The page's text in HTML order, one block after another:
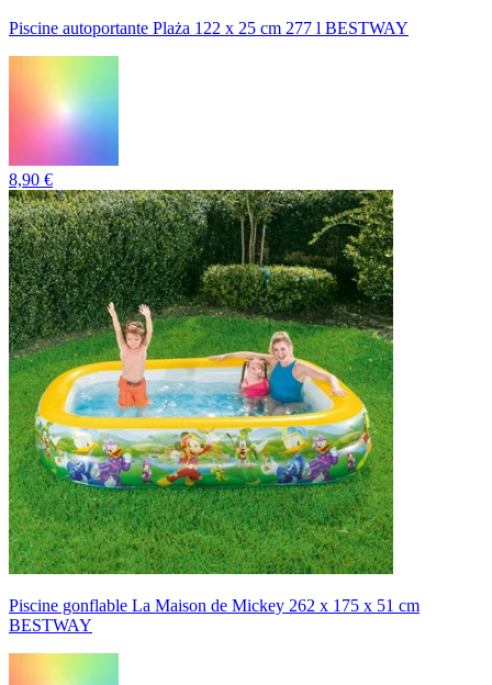
Piscine autoportante Plaża 122 x 25 cm 277 l BESTWAY
8,90 €
Piscine gonflable La Maison de Mickey 262 x 175 x 51 cm
BESTWAY